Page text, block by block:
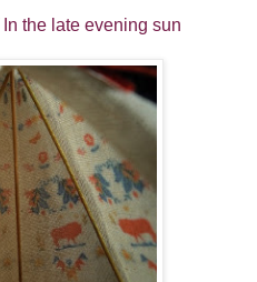
In the late evening sun